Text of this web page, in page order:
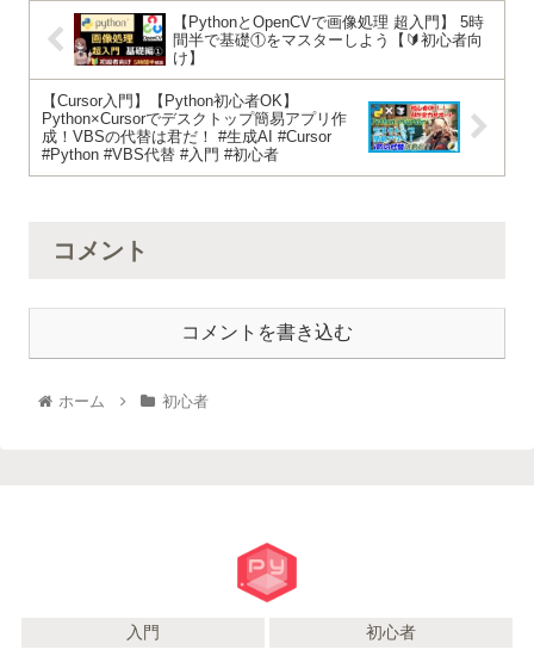
【PythonとOpenCVで画像処理 超入門】 5時
間半で基礎①をマスターしよう【🔰初心者向
け】
【Cursor入門】【Python初心者OK】
Python×Cursorでデスクトップ簡易アプリ作
成！VBSの代替は君だ！ #生成AI #Cursor
#Python #VBS代替 #入門 #初心者
コメント
コメントを書き込む
ホーム 初心者
入門 初心者